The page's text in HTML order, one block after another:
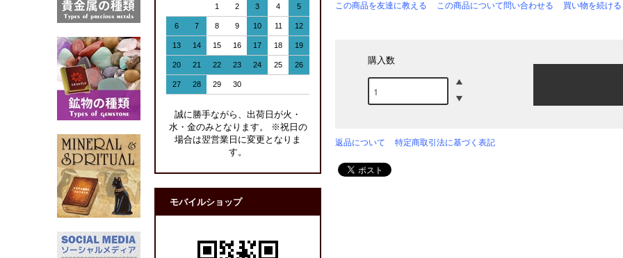
この商品を友達に教える この商品について問い合わせる 買い物を続ける
購入数
返品について 特定商取引法に基づく表記
1 2 3 4 5
6 7 8 9 10 11 12
13 14 15 16 17 18 19
20 21 22 23 24 25 26
27 28 29 30
誠に勝手ながら、出荷日が火・
水・金のみとなります。 ※祝日の
場合は翌営業日に変更となりま
す。
モバイルショップ